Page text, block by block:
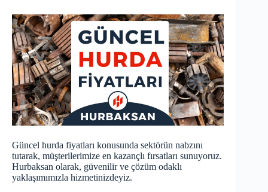
Güncel hurda fiyatları konusunda sektörün nabzını
tutarak, müşterilerimize en kazançlı fırsatları sunuyoruz.
Hurbaksan olarak, güvenilir ve çözüm odaklı
yaklaşımımızla hizmetinizdeyiz.